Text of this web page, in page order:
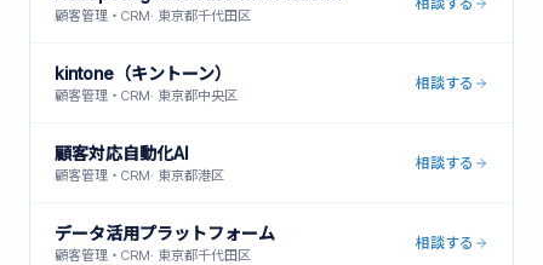
顧客管理・CRM· 東京都千代田区
kintone（キントーン）
顧客管理・CRM· 東京都中央区
相談する
顧客対応自動化AI
顧客管理・CRM· 東京都港区
相談する
データ活用プラットフォーム
顧客管理・CRM· 東京都千代田区
相談する